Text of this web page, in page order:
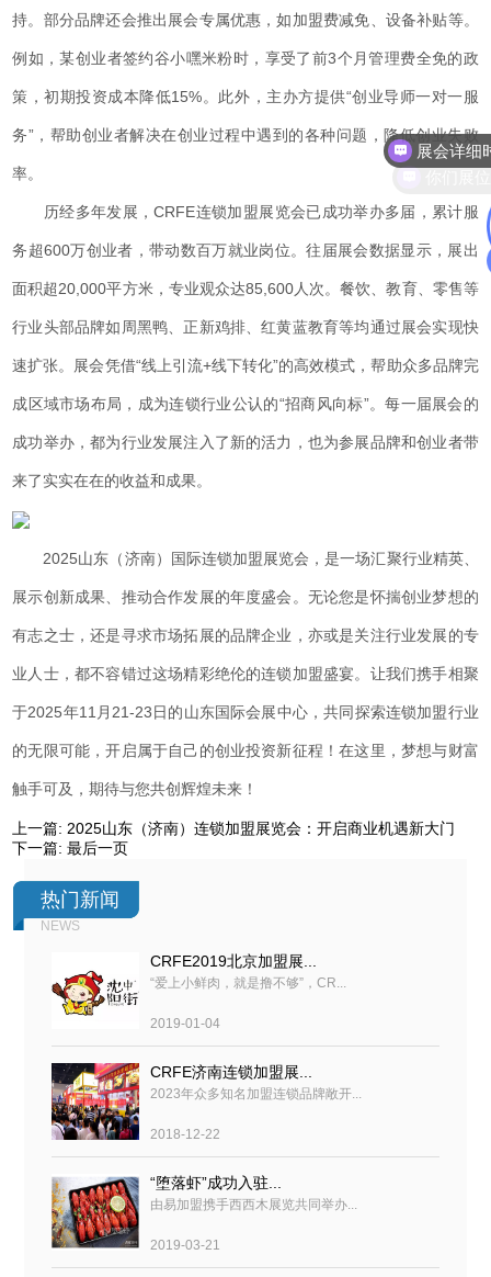
持。部分品牌还会推出展会专属优惠，如加盟费减免、设备补贴等。
例如，某创业者签约谷小嘿米粉时，享受了前3个月管理费全免的政
策，初期投资成本降低15%。此外，主办方提供“创业导师一对一服
务”，帮助创业者解决在创业过程中遇到的各种问题，降低创业失败
率。
历经多年发展，CRFE连锁加盟展览会已成功举办多届，累计服
务超600万创业者，带动数百万就业岗位。往届展会数据显示，展出
面积超20,000平方米，专业观众达85,600人次。餐饮、教育、零售等
行业头部品牌如周黑鸭、正新鸡排、红黄蓝教育等均通过展会实现快
速扩张。展会凭借“线上引流+线下转化”的高效模式，帮助众多品牌完
成区域市场布局，成为连锁行业公认的“招商风向标”。每一届展会的
成功举办，都为行业发展注入了新的活力，也为参展品牌和创业者带
来了实实在在的收益和成果。
2025山东（济南）国际连锁加盟展览会，是一场汇聚行业精英、
展示创新成果、推动合作发展的年度盛会。无论您是怀揣创业梦想的
有志之士，还是寻求市场拓展的品牌企业，亦或是关注行业发展的专
业人士，都不容错过这场精彩绝伦的连锁加盟盛宴。让我们携手相聚
于2025年11月21-23日的山东国际会展中心，共同探索连锁加盟行业
的无限可能，开启属于自己的创业投资新征程！在这里，梦想与财富
触手可及，期待与您共创辉煌未来！
上一篇:2025山东（济南）连锁加盟展览会：开启商业机遇新大门
下一篇:最后一页
热门新闻
NEWS
CRFE2019北京加盟展...
“爱上小鲜肉，就是撸不够”，CR...
2019-01-04
CRFE济南连锁加盟展...
2023年众多知名加盟连锁品牌敞开...
2018-12-22
“堕落虾”成功入驻...
由易加盟携手西西木展览共同举办...
2019-03-21
展会详
你们展